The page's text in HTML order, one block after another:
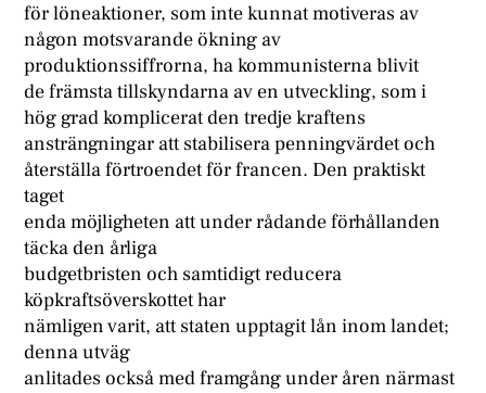
för löneaktioner, som inte kunnat motiveras av
någon motsvarande ökning av
produktionssiffrorna, ha kommunisterna blivit
de främsta tillskyndarna av en utveckling, som i
hög grad komplicerat den tredje kraftens
ansträngningar att stabilisera penningvärdet och
återställa förtroendet för francen. Den praktiskt
taget
enda möjligheten att under rådande förhållanden
täcka den årliga
budgetbristen och samtidigt reducera
köpkraftsöverskottet har
nämligen varit, att staten upptagit lån inom landet;
denna utväg
anlitades också med framgång under åren närmast